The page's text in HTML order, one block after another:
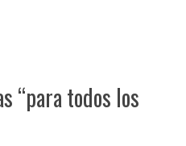
“para todos los